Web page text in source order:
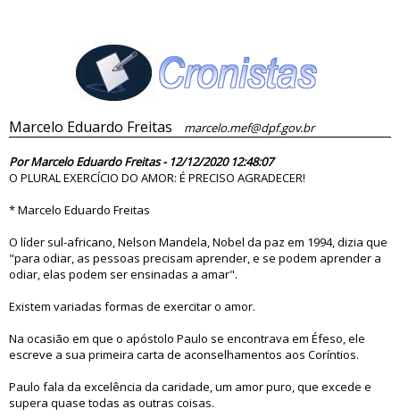
Marcelo Eduardo Freitas
marcelo.mef@dpf.gov.br
Por Marcelo Eduardo Freitas - 12/12/2020 12:48:07
O PLURAL EXERCÍCIO DO AMOR: É PRECISO AGRADECER!
* Marcelo Eduardo Freitas
O líder sul-africano, Nelson Mandela, Nobel da paz em 1994, dizia que
"para odiar, as pessoas precisam aprender, e se podem aprender a
odiar, elas podem ser ensinadas a amar".
Existem variadas formas de exercitar o amor.
Na ocasião em que o apóstolo Paulo se encontrava em Éfeso, ele
escreve a sua primeira carta de aconselhamentos aos Coríntios.
Paulo fala da excelência da caridade, um amor puro, que excede e
supera quase todas as outras coisas.